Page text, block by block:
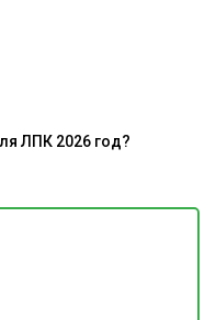
ЛПК 2026 год?